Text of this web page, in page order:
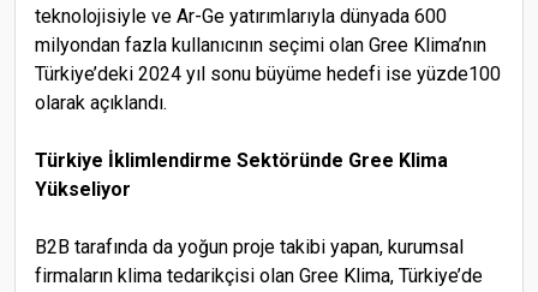
teknolojisiyle ve Ar-Ge yatırımlarıyla dünyada 600
milyondan fazla kullanıcının seçimi olan Gree Klima’nın
Türkiye’deki 2024 yıl sonu büyüme hedefi ise yüzde100
olarak açıklandı.
Türkiye İklimlendirme Sektöründe Gree Klima
Yükseliyor
B2B tarafında da yoğun proje takibi yapan, kurumsal
firmaların klima tedarikçisi olan Gree Klima, Türkiye’de